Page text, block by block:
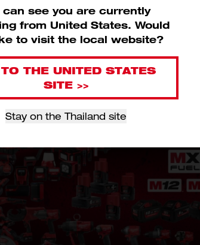
can see you are currently
from United States. Would
to visit the local website?
THE UNITED STATES
SITE >>
Stay on the Thailand site
11mm (1)
13mm (1)
16mm (1)
17mm (1)